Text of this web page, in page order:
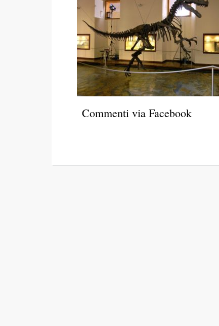
Commenti via Facebook